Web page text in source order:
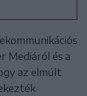
Mediáról és a
az elmúlt